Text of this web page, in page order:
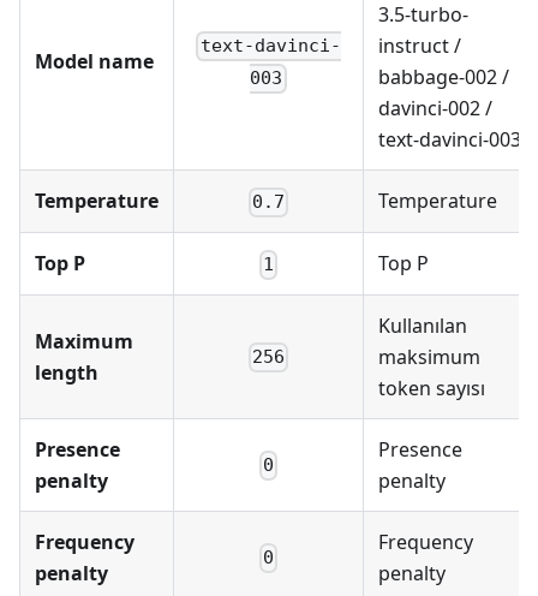
Model name
text-davinci-
003
3.5-turbo-
instruct /
babbage-002 /
davinci-002 /
text-davinci-003)
Temperature 0.7 Temperature
Top P 1 Top P
Maximum
length
256
Kullanılan
maksimum
token sayısı
Presence
penalty
0
Presence
penalty
Frequency
penalty
0
Frequency
penalty